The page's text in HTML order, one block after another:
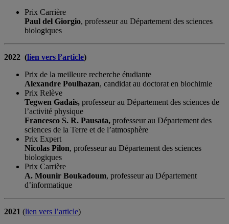
Prix Carrière
Paul del Giorgio, professeur au Département des sciences
biologiques
2022 (lien vers l’article)
Prix de la meilleure recherche étudiante
Alexandre Poulhazan, candidat au doctorat en biochimie
Prix Relève
Tegwen Gadais, professeur au Département des sciences de
l’activité physique
Francesco S. R. Pausata, professeur au Département des
sciences de la Terre et de l’atmosphère
Prix Expert
Nicolas Pilon, professeur au Département des sciences
biologiques
Prix Carrière
A. Mounir Boukadoum, professeur au Département
d’informatique
2021 (lien vers l’article)